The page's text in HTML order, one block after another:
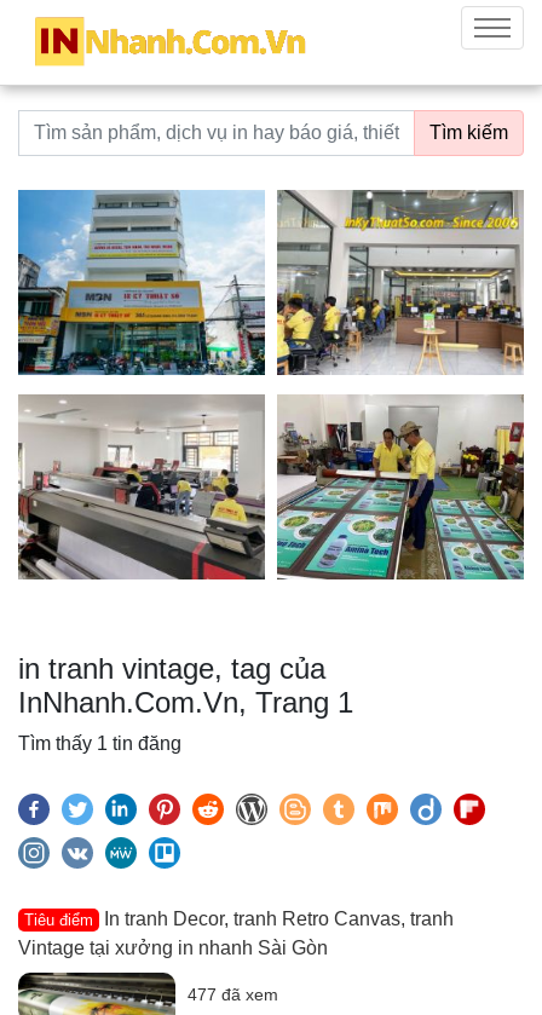
innhanh.com.vn
Menu
Từ khoá tìm kiếm Tìm kiếm
in tranh vintage, tag của
InNhanh.Com.Vn, Trang 1
Tìm thấy 1 tin đăng
Tiêu điểm
In tranh Decor, tranh Retro Canvas, tranh
Vintage tại xưởng in nhanh Sài Gòn
477 đã xem